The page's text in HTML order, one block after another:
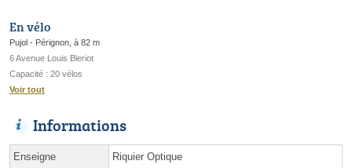
En vélo
Pujol - Pérignon, à 82 m
6 Avenue Louis Bleriot
Capacité : 20 vélos
Voir tout
Informations
Enseigne Riquier Optique